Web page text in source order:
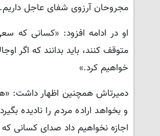
مجروحان آرزوی شفای عاجل
او در ادامه افزود: «کسانی که
متوقف کنند، باید بدانند که اگر
خواهیم کرد.»
دمیرتاش همچنین اظهار داشت:
و بخواهد اراده مردم را نادیده
اجازه نخواهیم داد صدای کسانی